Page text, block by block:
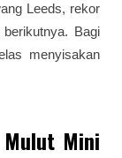
Leeds, rekor
Bagi
menyisakan
Mulut Mini